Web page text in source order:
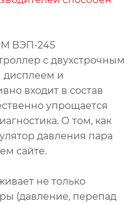
ВЭП-245
с двухстрочным
дисплеем и
входит в состав
упрощается
О том, как
давления пара
сайте.
не только
(давление, перепад